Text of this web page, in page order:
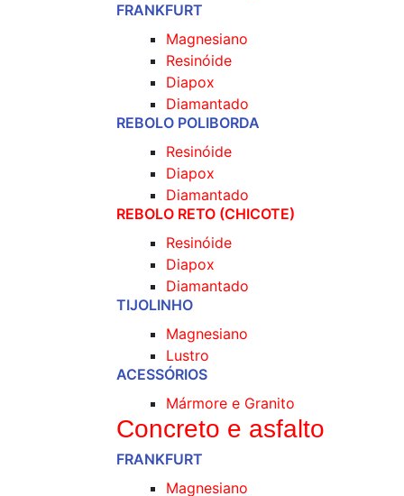
FRANKFURT
Magnesiano
Resinóide
Diapox
Diamantado
REBOLO POLIBORDA
Resinóide
Diapox
Diamantado
REBOLO RETO (CHICOTE)
Resinóide
Diapox
Diamantado
TIJOLINHO
Magnesiano
Lustro
ACESSÓRIOS
Mármore e Granito
Concreto e asfalto
FRANKFURT
Magnesiano